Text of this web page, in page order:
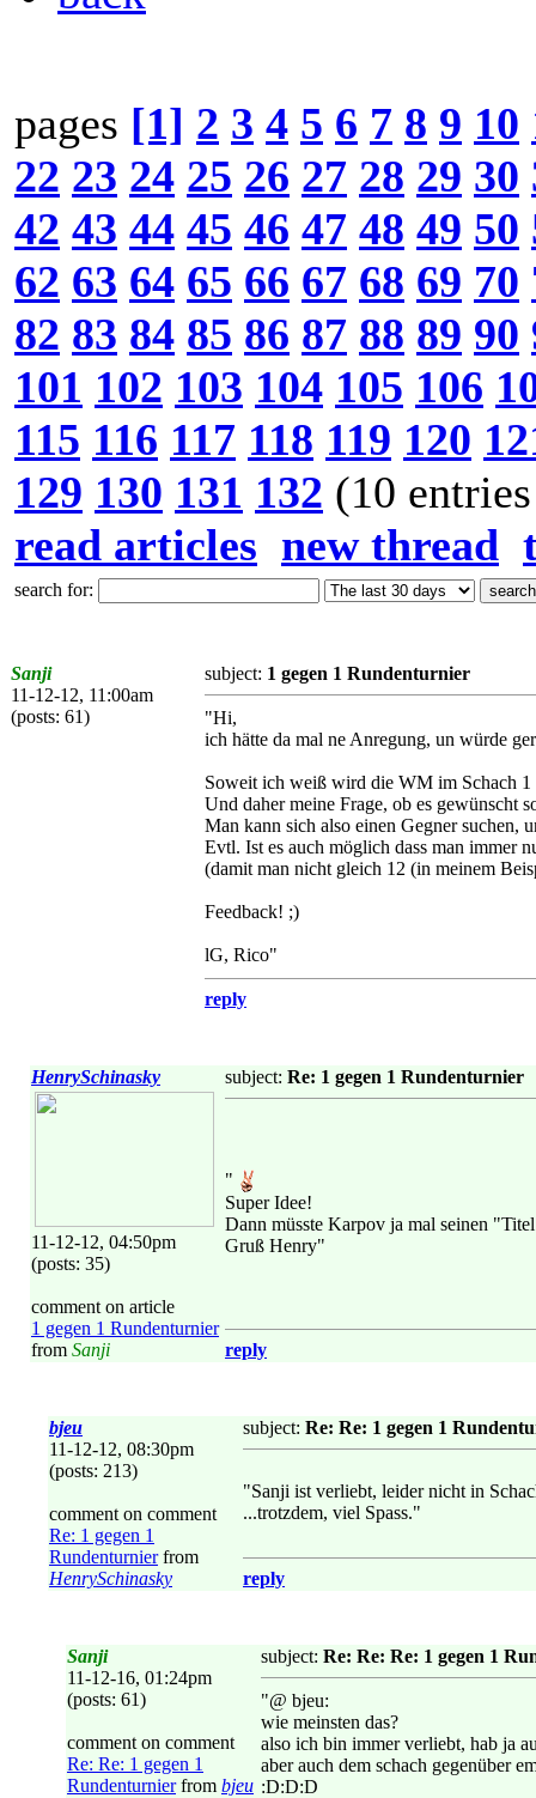
pages [1] 2 3 4 5 6 7 8 9 10
22 23 24 25 26 27 28 29 30
42 43 44 45 46 47 48 49 50
62 63 64 65 66 67 68 69 70
82 83 84 85 86 87 88 89 90
101 102 103 104 105 106
115 116 117 118 119 120
129 130 131 132 (10
read articles new thread
search for:
Sanji
11-12-12, 11:00am
(posts: 61)
subject: 1 gegen 1 Rundenturnier
"Hi,
ich hätte da mal ne Anregung, un würde
Soweit ich weiß wird die WM im Schach 1
Und daher meine Frage, ob es gewünscht
Man kann sich also einen Gegner suchen,
Evtl. Ist es auch möglich dass man immer
(damit man nicht gleich 12 (in meinem
Feedback! ;)
lG, Rico"
reply
HenrySchinasky
11-12-12, 04:50pm
(posts: 35)
comment on article
1 gegen 1 Rundenturnier
from Sanji
subject: Re: 1 gegen 1 Rundenturnier
"
Super Idee!
Dann müsste Karpov ja mal seinen
Gruß Henry"
reply
bjeu
11-12-12, 08:30pm
(posts: 213)
comment on comment
Re: 1 gegen 1
Rundenturnierfrom
HenrySchinasky
subject: Re: Re: 1 gegen 1
"Sanji ist verliebt, leider nicht in
...trotzdem, viel Spass."
reply
Sanji
11-12-16, 01:24pm
(posts: 61)
comment on comment
Re: Re: 1 gegen 1
Rundenturnierfrom bjeu
subject: Re: Re: Re: 1 gegen 1
"@ bjeu:
wie meinsten das?
also ich bin immer verliebt, hab ja
aber auch dem schach gegenüber
:D:D:D